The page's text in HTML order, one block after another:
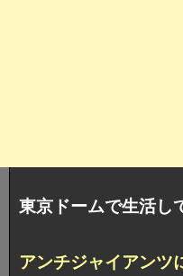
東京ドームで生活し
アンチジャイアン